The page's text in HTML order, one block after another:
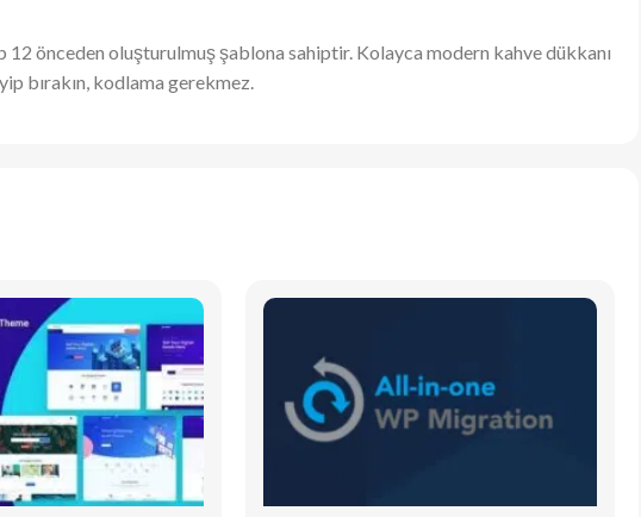
önceden oluşturulmuş şablona sahiptir. Kolayca modern kahve dükkanı
bırakın, kodlama gerekmez.